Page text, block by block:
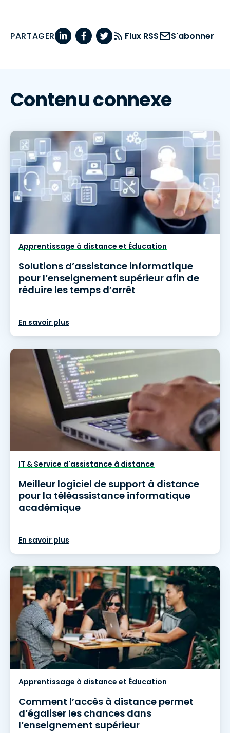
PARTAGER Flux RSS S'abonner
Contenu connexe
Apprentissage à distance et Éducation
Solutions d’assistance informatique
pour l’enseignement supérieur afin de
réduire les temps d’arrêt
En savoir plus
IT & Service d'assistance à distance
Meilleur logiciel de support à distance
pour la téléassistance informatique
académique
En savoir plus
Apprentissage à distance et Éducation
Comment l’accès à distance permet
d’égaliser les chances dans
l’enseignement supérieur